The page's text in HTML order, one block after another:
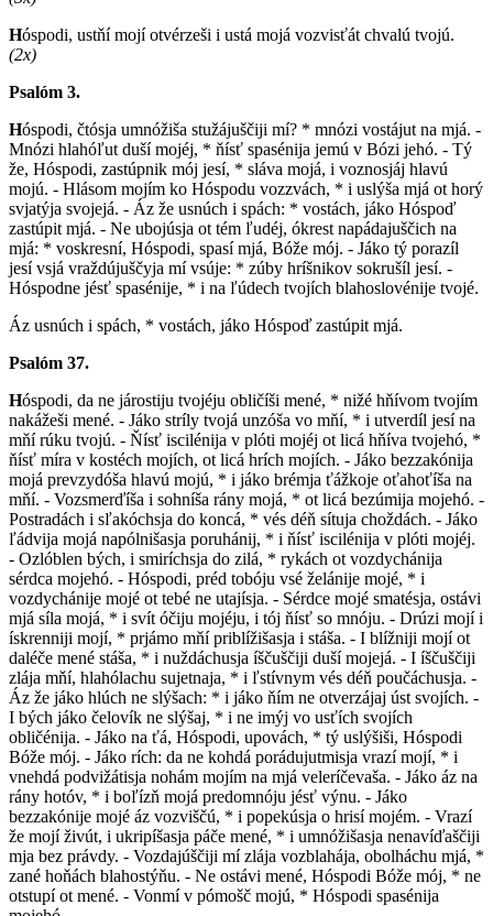
Hóspodi, ustňí mojí otvérzeši i ustá mojá vozvisťát chvalú tvojú.
(2x)
Psalóm 3.
Hóspodi, čtósja umnóžiša stužájuščiji mí? * mnózi vostájut na mjá. -
Mnózi hlahóľut duší mojéj, * ňísť spasénija jemú v Bózi jehó. - Tý
že, Hóspodi, zastúpnik mój jesí, * sláva mojá, i voznosjáj hlavú
mojú. - Hlásom mojím ko Hóspodu vozzvách, * i uslýša mjá ot horý
svjatýja svojejá. - Áz že usnúch i spách: * vostách, jáko Hóspoď
zastúpit mjá. - Ne ubojúsja ot tém ľudéj, ókrest napádajuščich na
mjá: * voskresní, Hóspodi, spasí mjá, Bóže mój. - Jáko tý porazíl
jesí vsjá vraždújuščyja mí vsúje: * zúby hríšnikov sokrušíl jesí. -
Hóspodne jésť spasénije, * i na ľúdech tvojích blahoslovénije tvojé.
Áz usnúch i spách, * vostách, jáko Hóspoď zastúpit mjá.
Psalóm 37.
Hóspodi, da ne járostiju tvojéju obličíši mené, * nižé hňívom tvojím
nakážeši mené. - Jáko stríly tvojá unzóša vo mňí, * i utverdíl jesí na
mňí rúku tvojú. - Ňísť iscilénija v plóti mojéj ot licá hňíva tvojehó, *
ňísť míra v kostéch mojích, ot licá hrích mojích. - Jáko bezzakónija
mojá prevzydóša hlavú mojú, * i jáko brémja ťážkoje oťahoťíša na
mňí. - Vozsmerďíša i sohníša rány mojá, * ot licá bezúmija mojehó. -
Postradách i sľakóchsja do koncá, * vés déň sítuja choždách. - Jáko
ľádvija mojá napólnišasja poruhánij, * i ňísť iscilénija v plóti mojéj.
- Ozlóblen bých, i smiríchsja do zilá, * rykách ot vozdychánija
sérdca mojehó. - Hóspodi, préd tobóju vsé želánije mojé, * i
vozdychánije mojé ot tebé ne utajísja. - Sérdce mojé smatésja, ostávi
mjá síla mojá, * i svít óčiju mojéju, i tój ňísť so mnóju. - Drúzi mojí i
ískrenniji mojí, * prjámo mňí priblížišasja i stáša. - I blížniji mojí ot
daléče mené stáša, * i nuždáchusja íščuščiji duší mojejá. - I íščuščiji
zlája mňí, hlahólachu sujetnaja, * i ľstívnym vés déň poučáchusja. -
Áz že jáko hlúch ne slýšach: * i jáko ňím ne otverzájaj úst svojích. -
I bých jáko čelovík ne slýšaj, * i ne imýj vo usťích svojích
obličénija. - Jáko na ťá, Hóspodi, upovách, * tý uslýšiši, Hóspodi
Bóže mój. - Jáko rích: da ne kohdá porádujutmisja vrazí mojí, * i
vnehdá podvižátisja nohám mojím na mjá veleríčevaša. - Jáko áz na
rány hotóv, * i boľízň mojá predomnóju jésť výnu. - Jáko
bezzakónije mojé áz vozviščú, * i popekúsja o hrisí mojém. - Vrazí
že mojí živút, i ukripíšasja páče mené, * i umnóžišasja nenavíďaščiji
mja bez právdy. - Vozdajúščiji mí zlája vozblahája, obolháchu mjá, *
zané hoňách blahostýňu. - Ne ostávi mené, Hóspodi Bóže mój, * ne
otstupí ot mené. - Vonmí v pómošč mojú, * Hóspodi spasénija